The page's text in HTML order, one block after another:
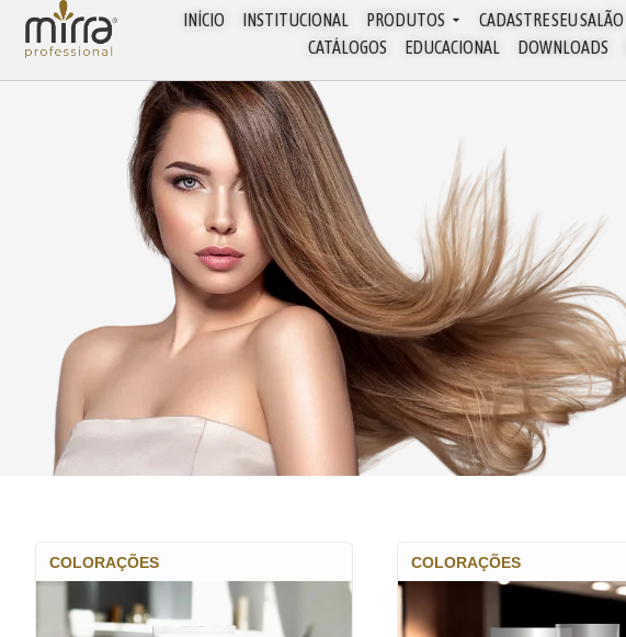
INÍCIO INSTITUCIONAL PRODUTOS CADASTRE SEU SALÃO
CATÁLOGOS
EDUCACIONAL DOWNLOADS
COLORAÇÕES COLORAÇÕES